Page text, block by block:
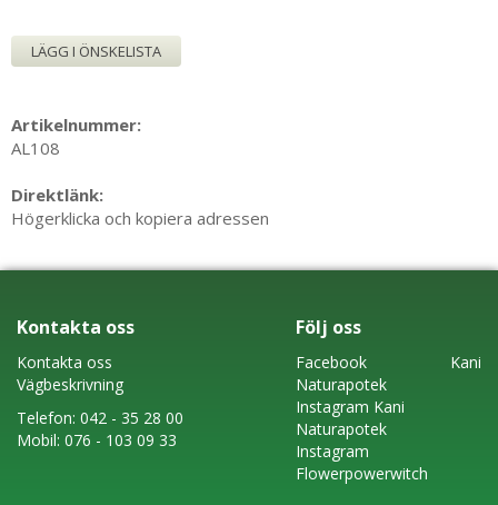
LÄGG I ÖNSKELISTA
Artikelnummer:
AL108
Direktlänk:
Högerklicka och kopiera adressen
Kontakta oss
Kontakta oss
Vägbeskrivning
Telefon: 042 - 35 28 00
Mobil: 076 - 103 09 33
Följ oss
FacebookKani
Naturapotek
Instagram Kani
Naturapotek
Instagram
Flowerpowerwitch